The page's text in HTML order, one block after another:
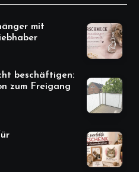
mit
beschäftigen:
zum Freigang